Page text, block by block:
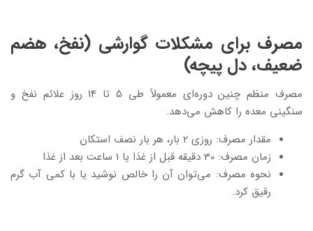
مصرف برای مشکلات گوارشی (نفخ، هضم
ضعیف، دل ‌پیچه)
مصرف منظم چنین دوره‌ای معمولاً طی 5 تا 14 روز علائم نفخ و
سنگینی معده را کاهش می‌دهد.
مقدار مصرف: روزی 2 بار، هر بار نصف استکان
زمان مصرف: 30 دقیقه قبل از غذا یا 1 ساعت بعد از غذا
نحوه مصرف: می‌توان آن را خالص نوشید یا با کمی آب گرم
رقیق کرد.